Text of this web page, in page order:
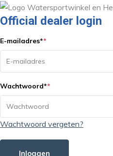
Official dealer login
E-mailadres**
Wachtwoord**
Wachtwoord vergeten?
Inloggen